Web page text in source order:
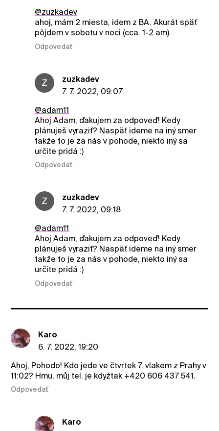
@zuzkadev
ahoj, mám 2 miesta, idem z BA. Akurát späť
pôjdem v sobotu v noci (cca. 1-2 am).
Odpovedať
Z
zuzkadev
7. 7. 2022, 09:07
@adam11
Ahoj Adam, ďakujem za odpoveď! Kedy
plánuješ vyraziť? Naspäť ideme na iný smer
takže to je za nás v pohode, niekto iný sa
určite pridá :)
Odpovedať
Z
zuzkadev
7. 7. 2022, 09:18
@adam11
Ahoj Adam, ďakujem za odpoveď! Kedy
plánuješ vyraziť? Naspäť ideme na iný smer
takže to je za nás v pohode, niekto iný sa
určite pridá :)
Odpovedať
Karo
6. 7. 2022, 19:20
Ahoj, Pohodo! Kdo jede ve čtvrtek 7. vlakem z Prahy v
11:02? Hmu, můj tel. je kdyžtak +420 606 437 541.
Odpovedať
Karo